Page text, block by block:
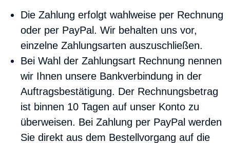
Die Zahlung erfolgt wahlweise per Rechnung
oder per PayPal. Wir behalten uns vor,
einzelne Zahlungsarten auszuschließen.
Bei Wahl der Zahlungsart Rechnung nennen
wir Ihnen unsere Bankverbindung in der
Auftragsbestätigung. Der Rechnungsbetrag
ist binnen 10 Tagen auf unser Konto zu
überweisen. Bei Zahlung per PayPal werden
Sie direkt aus dem Bestellvorgang auf die